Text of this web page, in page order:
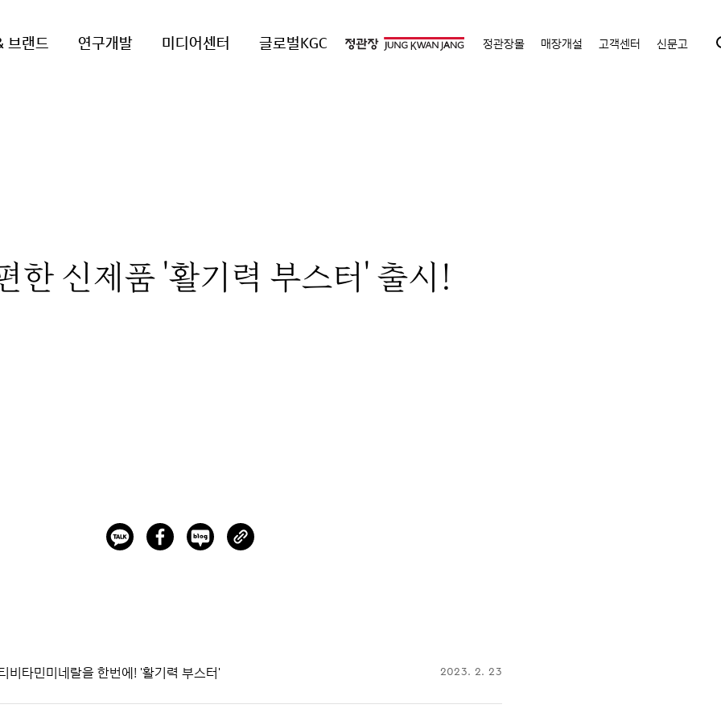
브랜드 연구개발 미디어센터 글로벌KGC 정관장몰 매장개설 고객센터 신문고
한 신제품 '활기력 부스터' 출시!
비타민미네랄을 한번에! '활기력 부스터' 2023. 2. 23